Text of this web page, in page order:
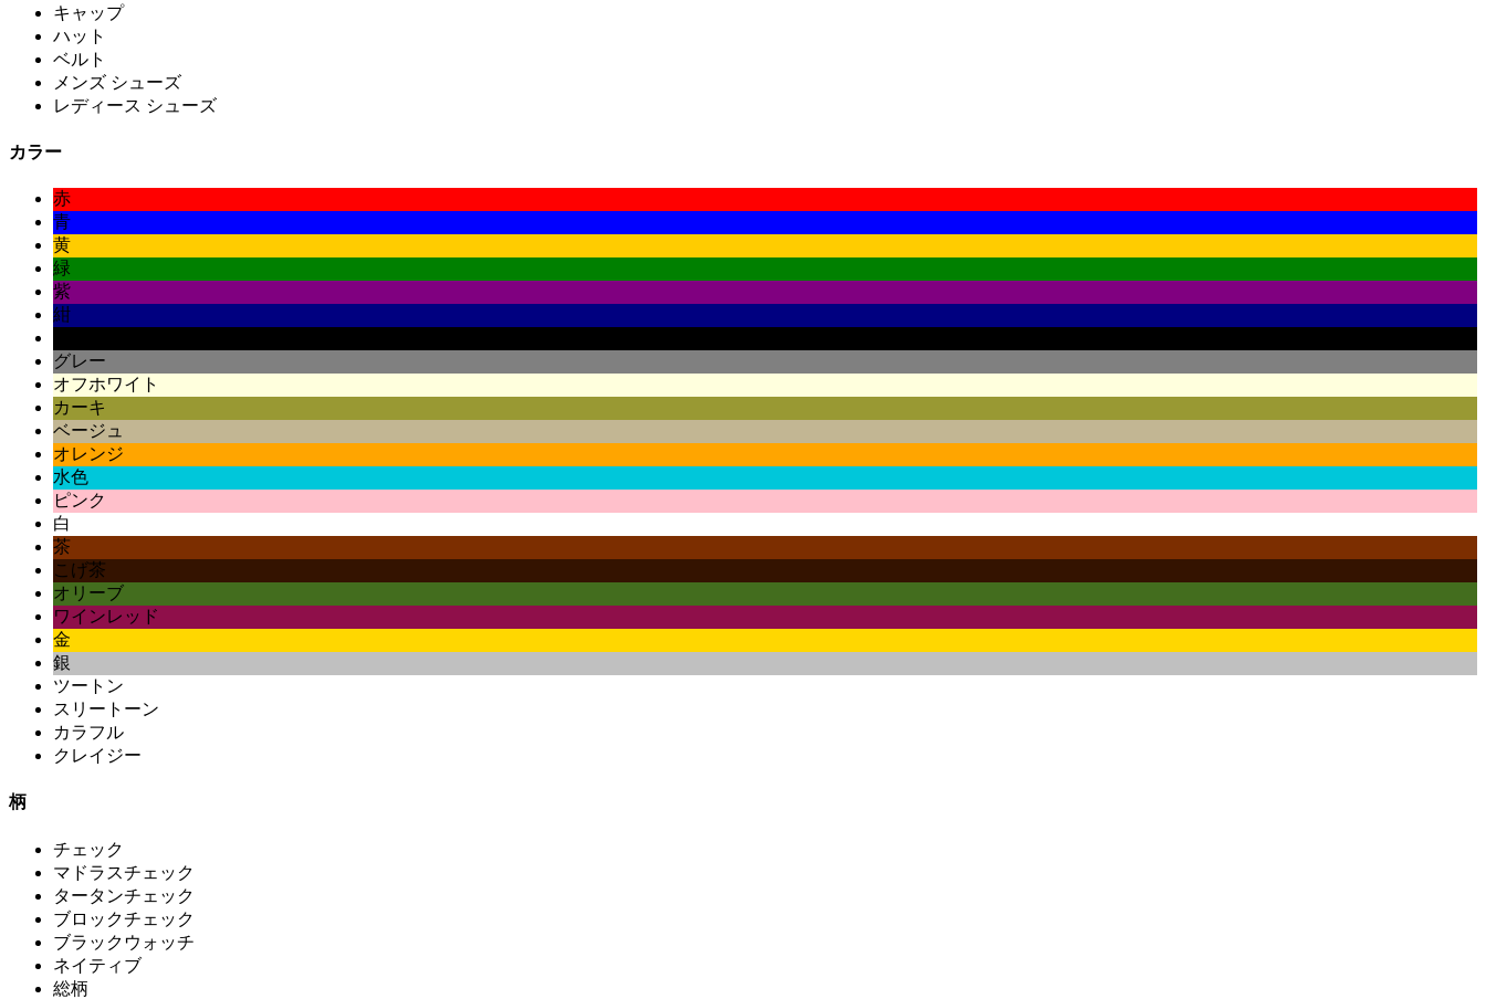
キャップ
ハット
ベルト
メンズ シューズ
レディース シューズ
カラー
赤
青
黄
緑
紫
紺
グレー
オフホワイト
カーキ
ベージュ
オレンジ
水色
ピンク
白
茶
こげ茶
オリーブ
ワインレッド
金
銀
ツートン
スリートーン
カラフル
クレイジー
柄
チェック
マドラスチェック
タータンチェック
ブロックチェック
ブラックウォッチ
ネイティブ
総柄